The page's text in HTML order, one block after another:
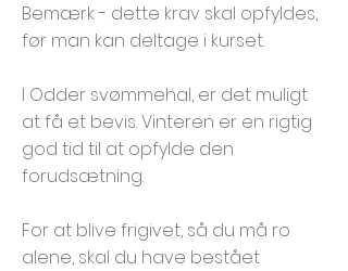
Bemærk - dette krav skal opfyldes,
før man kan deltage i kurset.
I Odder svømmehal, er det muligt
at få et bevis. Vinteren er en rigtig
god tid til at opfylde den
forudsætning.
For at blive frigivet, så du må ro
alene, skal du have bestået